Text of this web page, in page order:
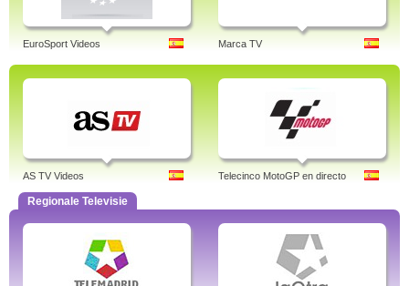
EuroSport Videos Marca TV
AS TV Videos Telecinco MotoGP en directo
Regionale Televisie